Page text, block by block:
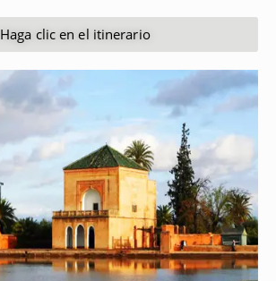
Haga clic en el itinerario